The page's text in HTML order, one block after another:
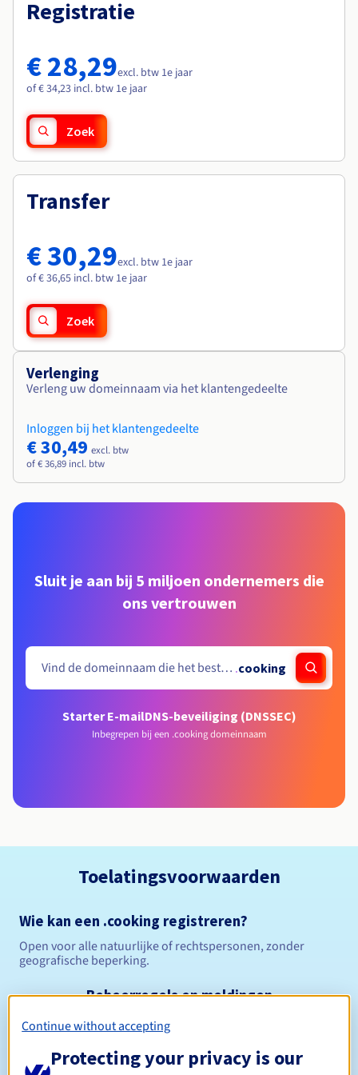
Tarieven
Roadmap & Changelog
Monitoring
Roadmap & Changelog
Roadmap & Changelog
Roadmap & Changelog
Roadmap & Changelog
Registratie
€ 28,29excl. btw 1e jaar
of € 34,23 incl. btw 1e jaar
Zoek
Transfer
€ 30,29excl. btw 1e jaar
of € 36,65 incl. btw 1e jaar
Zoek
Verlenging
Verleng uw domeinnaam via het klantengedeelte
Inloggen bij het klantengedeelte
€ 30,49 excl. btw
of € 36,89 incl. btw
Sluit je aan bij 5 miljoen ondernemers die
ons vertrouwen
.cooking
Starter E-mailDNS-beveiliging (DNSSEC)
Inbegrepen bij een .cooking domeinnaam
Toelatingsvoorwaarden
Wie kan een .cooking registreren?
Open voor alle natuurlijke of rechtspersonen, zonder
geografische beperking.
Beheerregels en meldingen
Registratieperiode
Continue without accepting
Protecting your privacy is our